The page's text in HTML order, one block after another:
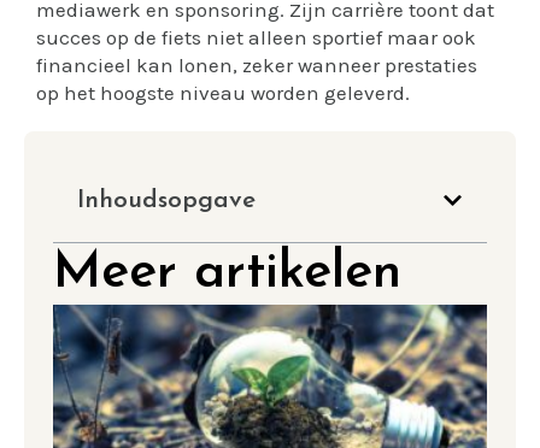
mediawerk en sponsoring. Zijn carrière toont dat
succes op de fiets niet alleen sportief maar ook
financieel kan lonen, zeker wanneer prestaties
op het hoogste niveau worden geleverd.
Inhoudsopgave
Meer artikelen